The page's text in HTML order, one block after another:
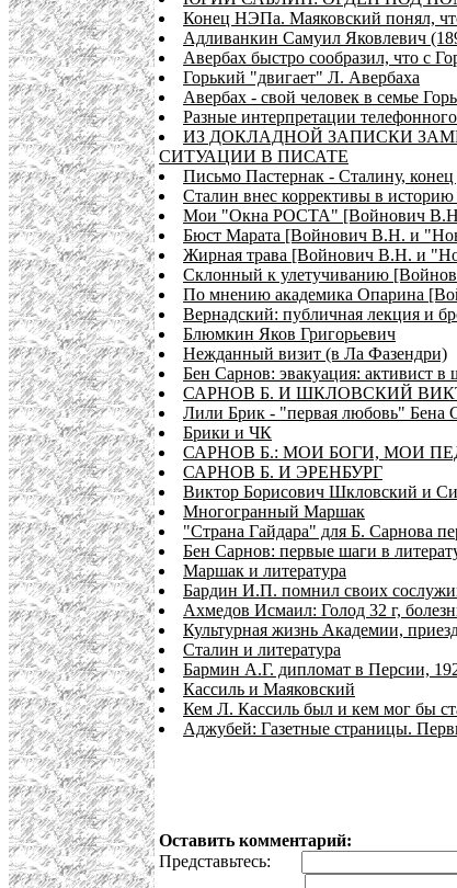
Конец НЭПа. Маяковский понял,
Адливанкин Самуил Яковлевич
Авербах быстро сообразил, что с
Горький "двигает" Л. Авербаха
Авербах - свой человек в семье
Разные интерпретации
ИЗ ДОКЛАДНОЙ ЗАПИСКИ
СИТУАЦИИ В ПИСАТЕ
Письмо Пастернак - Сталину, конец
Сталин внес коррективы в историю
Мои "Окна РОСТА" [Войнович
Бюст Марата [Войнович В.Н. и
Жирная трава [Войнович В.Н. и
Склонный к улетучиванию
По мнению академика Опарина
Вернадский: публичная лекция и
Блюмкин Яков Григорьевич
Нежданный визит (в Ла Фазендри)
Бен Сарнов: эвакуация: активист
САРНОВ Б. И ШКЛОВСКИЙ
Лили Брик - "первая любовь" Бена
Брики и ЧК
САРНОВ Б.: МОИ БОГИ, МОИ
САРНОВ Б. И ЭРЕНБУРГ
Виктор Борисович Шкловский и
Многогранный Маршак
"Страна Гайдара" для Б. Сарнова
Бен Сарнов: первые шаги в
Маршак и литература
Бардин И.П. помнил своих
Ахмедов Исмаил: Голод 32 г,
Культурная жизнь Академии,
Сталин и литература
Бармин А.Г. дипломат в Персии,
Кассиль и Маяковский
Кем Л. Кассиль был и кем мог бы
Аджубей: Газетные страницы.
Оставить комментарий:
Представьтесь: